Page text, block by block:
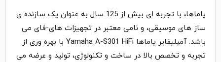
یاماها، با تجربه ای بیش از 125 سال به عنوان یک سازنده ی
ساز های موسیقی، و نامی معتبر در تجهیزات های-فای می
باشد. آمپلیفایر یاماها Yamaha A-S301 HiFi با بهره وری از
تجربه و تخصص بالا در ساخت و تکنولوژی، تولید و عرضه می